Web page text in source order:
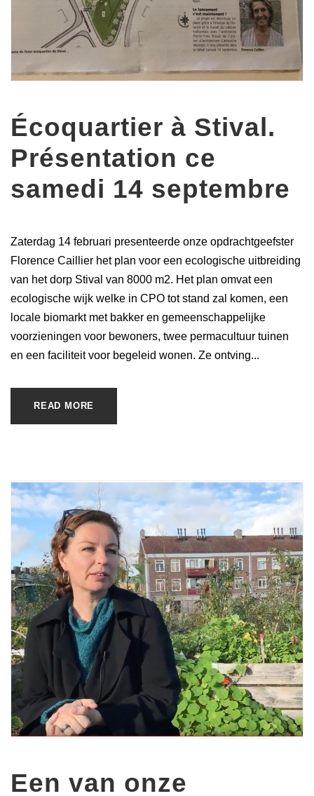
Écoquartier à Stival.
Présentation ce
samedi 14 septembre
Zaterdag 14 februari presenteerde onze opdrachtgeefster
Florence Caillier het plan voor een ecologische uitbreiding
van het dorp Stival van 8000 m2. Het plan omvat een
ecologische wijk welke in CPO tot stand zal komen, een
locale biomarkt met bakker en gemeenschappelijke
voorzieningen voor bewoners, twee permacultuur tuinen
en een faciliteit voor begeleid wonen. Ze ontving...
READ MORE
Een van onze